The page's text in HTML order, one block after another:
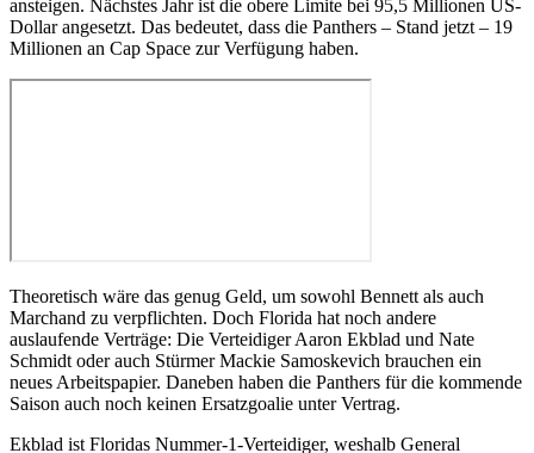
ansteigen. Nächstes Jahr ist die obere Limite bei 95,5 Millionen US-
Dollar angesetzt. Das bedeutet, dass die Panthers – Stand jetzt – 19
Millionen an Cap Space zur Verfügung haben.
Theoretisch wäre das genug Geld, um sowohl Bennett als auch
Marchand zu verpflichten. Doch Florida hat noch andere
auslaufende Verträge: Die Verteidiger Aaron Ekblad und Nate
Schmidt oder auch Stürmer Mackie Samoskevich brauchen ein
neues Arbeitspapier. Daneben haben die Panthers für die kommende
Saison auch noch keinen Ersatzgoalie unter Vertrag.
Ekblad ist Floridas Nummer-1-Verteidiger, weshalb General